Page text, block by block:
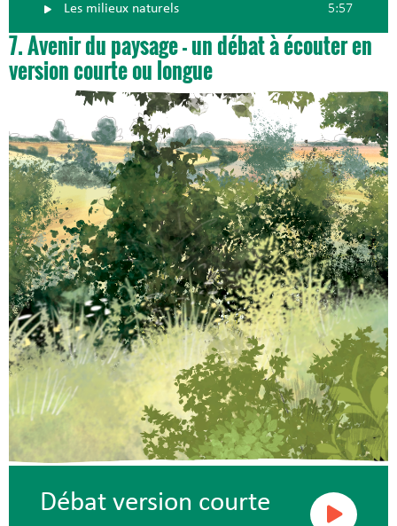
Les milieux naturels 5:57
7. Avenir du paysage - un débat à écouter en
version courte ou longue
Débat version courte